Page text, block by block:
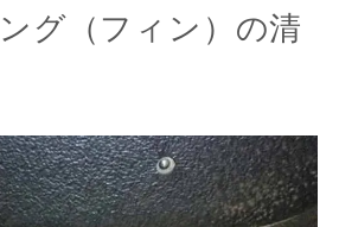
グ（フィン）の清